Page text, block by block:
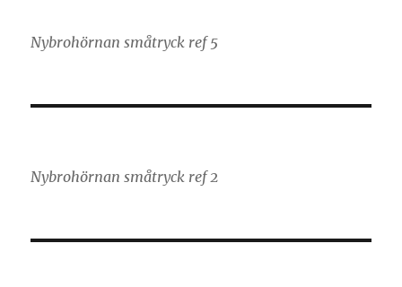
Nybrohörnan småtryck ref 5
Nybrohörnan småtryck ref 2